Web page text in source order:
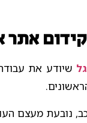
אתר
שיודע את
נובעת מעצם